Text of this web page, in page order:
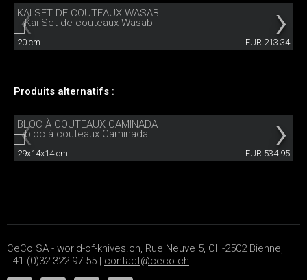
KAI SET DE COUTEAUX WASABI
20 cm EUR 213.34
Produits alternatifs :
BLOC À COUTEAUX CAMINADA
29x14x14 cm EUR 534.95
CeCo SA - world-of-knives.ch, Rue Neuve 5, CH-2502 Bienne,
+41 (0)32 322 97 55 | contact@ceco.ch